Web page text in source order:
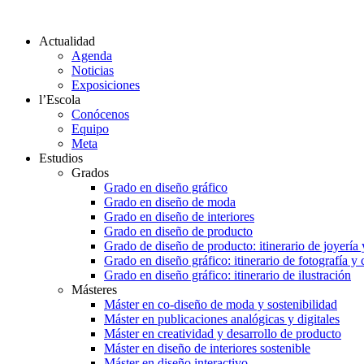
Actualidad
Agenda
Noticias
Exposiciones
l’Escola
Conócenos
Equipo
Meta
Estudios
Grados
Grado en diseño gráfico
Grado en diseño de moda
Grado en diseño de interiores
Grado en diseño de producto
Grado de diseño de producto: itinerario de joyería
Grado en diseño gráfico: itinerario de fotografía y
Grado en diseño gráfico: itinerario de ilustración
Másteres
Máster en co-diseño de moda y sostenibilidad
Máster en publicaciones analógicas y digitales
Máster en creatividad y desarrollo de producto
Máster en diseño de interiores sostenible